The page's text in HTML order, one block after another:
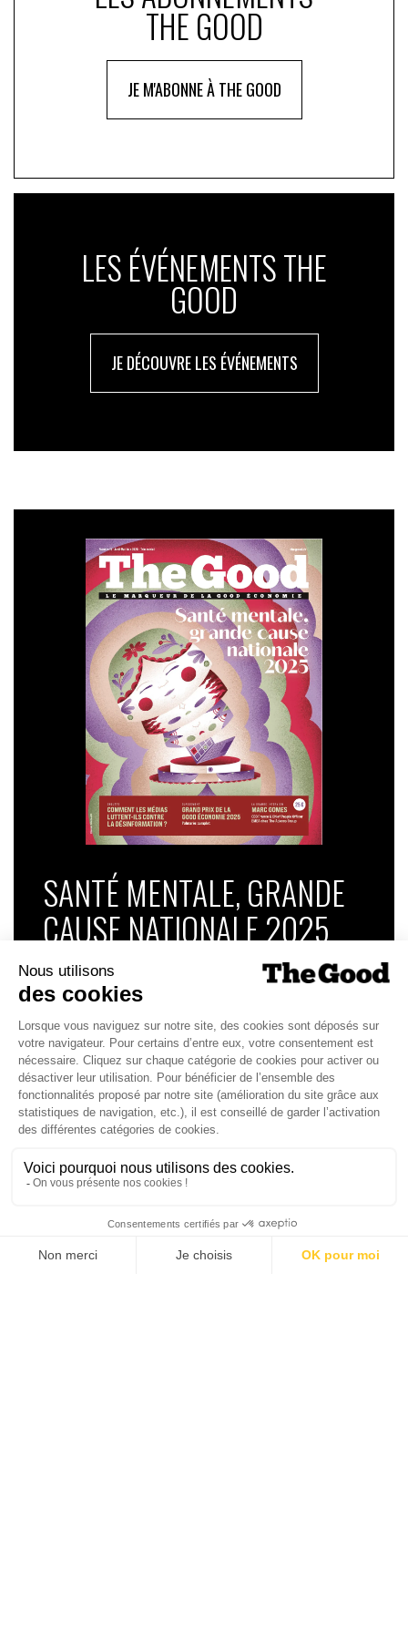
cette direction. Espérons qu’il arrive à convaincre ses
partenaires européens de suivre cette posture.
THE GOOD
JE M'ABONNE À THE GOOD
LES ÉVÉNEMENTS THE
GOOD
JE DÉCOUVRE LES ÉVÉNEMENTS
SANTÉ MENTALE, GRANDE
CAUSE NATIONALE 2025
Dans ce numéro, enquête : Comment les
médias luttent-ils contre la désinformation ? |
Palmarès complet du Grand Prix de la Good
Économie 2025 | La grande interview de Marc
Gomes, CEO France & Chief People Officer
EMEA chez The Adecco Group
J'ACHÈTE LE NUMÉRO
JE M'ABONNE 1 AN - 4 NUM.